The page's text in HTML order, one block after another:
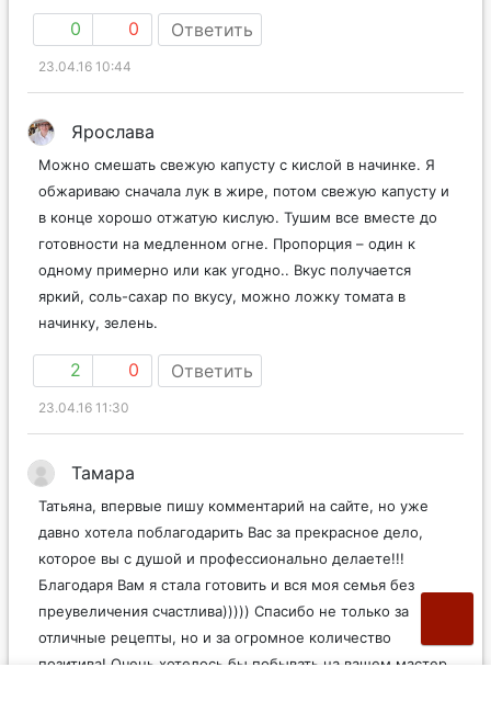
0 0 Ответить
23.04.16 10:44
Ярослава
Можно смешать свежую капусту с кислой в начинке. Я
обжариваю сначала лук в жире, потом свежую капусту и
в конце хорошо отжатую кислую. Тушим все вместе до
готовности на медленном огне. Пропорция – один к
одному примерно или как угодно.. Вкус получается
яркий, соль-сахар по вкусу, можно ложку томата в
начинку, зелень.
2 0 Ответить
23.04.16 11:30
Тамара
Татьяна, впервые пишу комментарий на сайте, но уже
давно хотела поблагодарить Вас за прекрасное дело,
которое вы с душой и профессионально делаете!!!
Благодаря Вам я стала готовить и вся моя семья без
преувеличения счастлива))))) Спасибо не только за
отличные рецепты, но и за огромное количество
позитива! Очень хотелось бы побывать на вашем мастер